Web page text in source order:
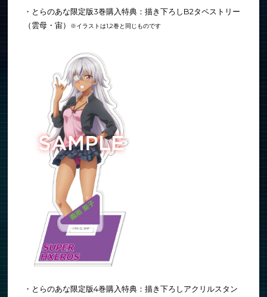
・とらのあな限定版3巻購入特典：描き下ろしB2タペストリー
（雲母・宙）
※イラストは1,2巻と同じものです
・とらのあな限定版4巻購入特典：描き下ろしアクリルスタン